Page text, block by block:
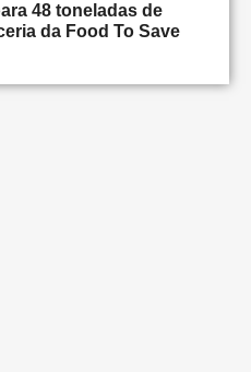
48 toneladas de
da Food To Save